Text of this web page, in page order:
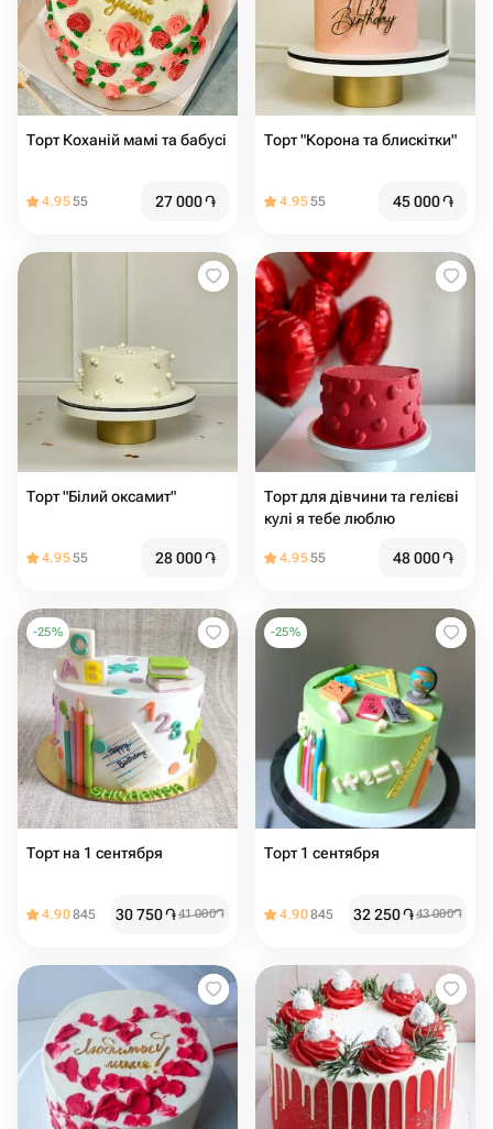
Торт Коханій мамі та бабусі
4.9555 27 000֏
Торт "Корона та блискітки"
4.9555 45 000֏
Торт "Білий оксамит"
4.9555 28 000֏
Торт для дівчини та гелієві
кулі я тебе люблю
4.9555 48 000֏
-25%
Торт на 1 сентября
4.90845 30 750֏41 000֏
-25%
Торт 1 сентября
4.90845 32 250֏43 000֏